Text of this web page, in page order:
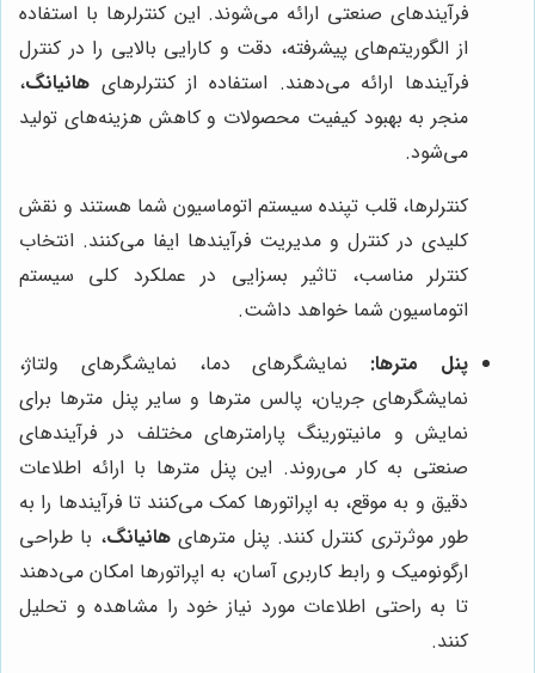
فرآیندهای صنعتی ارائه می‌شوند. این کنترلرها با استفاده
از الگوریتم‌های پیشرفته، دقت و کارایی بالایی را در کنترل
فرآیندها ارائه می‌دهند. استفاده از کنترلرهای هانیانگ،
منجر به بهبود کیفیت محصولات و کاهش هزینه‌های تولید
می‌شود.
کنترلرها، قلب تپنده سیستم اتوماسیون شما هستند و نقش
کلیدی در کنترل و مدیریت فرآیندها ایفا می‌کنند. انتخاب
کنترلر مناسب، تاثیر بسزایی در عملکرد کلی سیستم
اتوماسیون شما خواهد داشت.
پنل مترها: نمایشگرهای دما، نمایشگرهای ولتاژ،
نمایشگرهای جریان، پالس مترها و سایر پنل مترها برای
نمایش و مانیتورینگ پارامترهای مختلف در فرآیندهای
صنعتی به کار می‌روند. این پنل مترها با ارائه اطلاعات
دقیق و به موقع، به اپراتورها کمک می‌کنند تا فرآیندها را به
طور موثرتری کنترل کنند. پنل مترهایهانیانگ، با طراحی
ارگونومیک و رابط کاربری آسان، به اپراتورها امکان می‌دهند
تا به راحتی اطلاعات مورد نیاز خود را مشاهده و تحلیل
کنند.